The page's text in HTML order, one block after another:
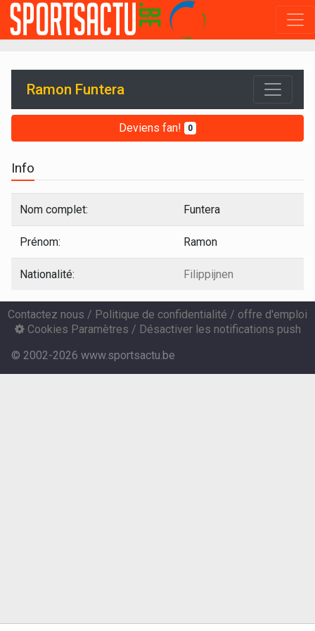
Ramon Funtera
Deviens fan! 0
Info
Nom complet: Funtera
Prénom: Ramon
Nationalité: Filippijnen
Contactez nous / Politique de confidentialité / offre d'emploi
Cookies Paramètres / Désactiver les notifications push
© 2002-2026 www.sportsactu.be